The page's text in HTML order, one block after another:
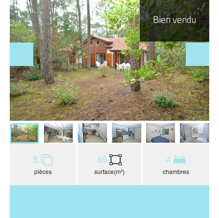
Bien vendu
5
pièces
69
surface(m²)
4
chambres